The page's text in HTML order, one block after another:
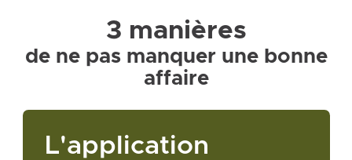
3 manières
de ne pas manquer une bonne
affaire
L'application